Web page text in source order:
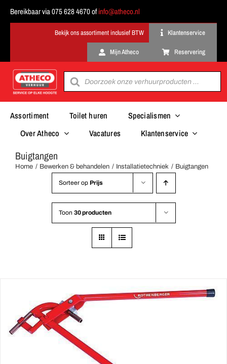
Bereikbaar via 075 628 4670 ofinfo@atheco.nl
Klantenservice
Mijn Atheco Reservering
Producten
zoeken
Assortiment Toilet huren
Specialismen
Over Atheco
Vacatures Klantenservice
Buigtangen
Home Bewerken & behandelen Installatietechniek Buigtangen
Sorteer op Prijs
Toon 30 producten